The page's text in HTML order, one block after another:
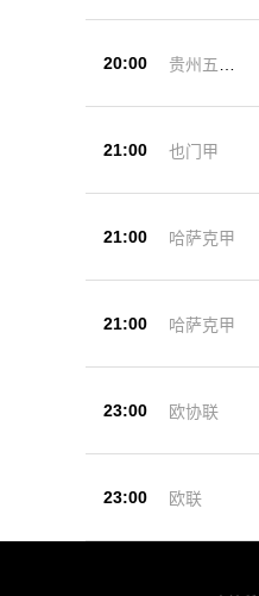
20:00
贵州五峰
21:00 也门甲
21:00 哈萨克甲
21:00 哈萨克甲
23:00 欧协联
23:00 欧联